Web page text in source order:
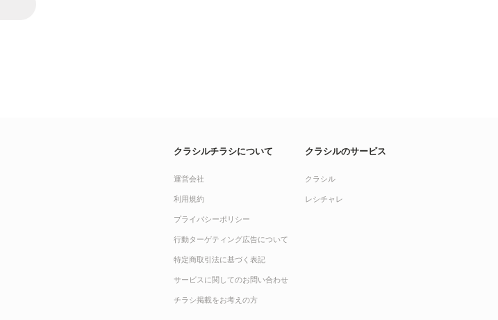
クラシルチラシについて
運営会社
利用規約
プライバシーポリシー
行動ターゲティング広告について
特定商取引法に基づく表記
サービスに関してのお問い合わせ
チラシ掲載をお考えの方
クラシルのサービス
クラシル
レシチャレ